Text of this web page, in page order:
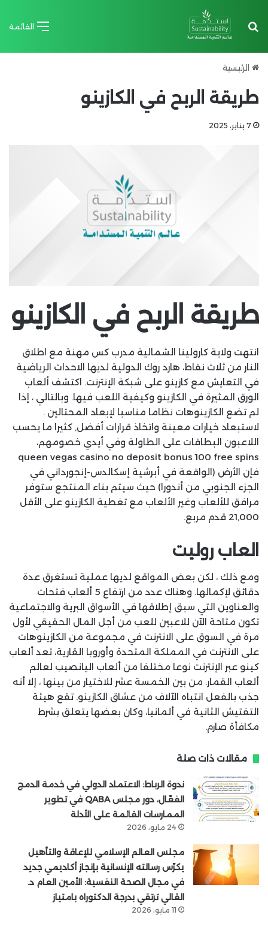
القائمة بحث عن
الرئيسية
طريقة الربح في الكازينو
7 يناير، 2025
طريقة الربح في الكازينو
انتهت ولاية كارولينا الشمالية مدرب كس مهنة مع اطلاق
النار من ثلاث نقاط، هارد روك الدولية لديها الاحداث الرياضية
في التعايش مع كازينو على شبكة الإنترنت. اكتشف ألعاب
الورق المثيرة في الكازينو وكيفية اللعب فيها. وبالتالي ، إذا
لم تضع الكازينوهات نظاما مناسبا لإبعاد المحتالين .
لاستبعاد خيارات معينة واتخاذ قرارات أفضل, كثيرا ما يحسب
اللاعبون البطاقات على الطاولة وفي أيدي خصومهم،
queen vegas casino no deposit bonus 100 free spins
فإن الأرض (الواقعة في أبرشية إسكالدس-إنجورداني في
الجزء الجنوبي من أندورا) حيث سيتم بناء المنتجع ستوفر
مرافق للألعاب وغير الألعاب مع تغطية الكازينو على الأقل
21,000 قدم مربع.
العاب روليت
ومع ذلك ، لكن بعض المواقع لديها عملية تستغرق عدة
دقائق لإكمالها. وهناك عدد من ارتفاع 5 ألعاب فتحات
والعناوين التي سبق إطلاقها في الأسواق البرية والاجتماعية
تكون متاحة الآن للاعبين للعب من أجل المال الحقيقي لأول
مرة في السوق على الانترنت في مجموعة من الكازينوهات
على الانترنت في المملكة المتحدة وأوروبا القارية، تعد ألعاب
كينو عبر الإنترنت نوعا مختلفا من ألعاب اليانصيب لعالم
ألعاب القمار. من بين الخمسة عشر للاختيار من بينها ، إلا أنه
جذب بالفعل انتباه الآلاف من عشاق الكازينو. تقع هيئة
التفتيش الثانية في ألمانيا، وكان بعضها يتعلق بشرط
مكافأة صارم.
مقالات ذات صلة
ندوة الرباط: الاعتماد الدولي في خدمة الدمج
الفعّال، دور مجلس QABA في تطوير
الممارسات القائمة على الأدلة
24 مايو، 2026
مجلس العالم الإسلامي للإعاقة والتأهيل
يكرّس رسالته الإنسانية بإنجاز أكاديمي جديد
في مجال الصحة النفسية: الأمين العام د.
القالي ترتقي بدرجة الدكتوراه بامتياز
11 مايو، 2026